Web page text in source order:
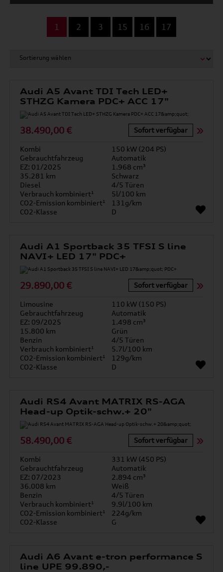
1 2 3 15 16 17
Audi A5 Avant TDI Tech LED+
STHZG Kamera PDC+ ACC 17"
38.490,00 € Sofort verfügbar
Kombi
150 kW (204 PS)
Gebrauchtfahrzeug
Automatik
EZ: 01/2025
1.968 cm³
35.281 km
Schwarz
Diesel
4/5 Türen
Verbrauch kombiniert¹
5l/100 km
CO2-Emission kombiniert¹
131g/km
CO2-Klasse
D
Audi A1 Sportback 35 TFSI S line
NAVI+ LED 17" PDC+
29.890,00 € Sofort verfügbar
Limousine
110 kW (150 PS)
Gebrauchtfahrzeug
Automatik
EZ: 09/2025
1.498 cm³
15.800 km
Grün
Benzin
4/5 Türen
Verbrauch kombiniert¹
5.7l/100 km
CO2-Emission kombiniert¹
129g/km
CO2-Klasse
D
Audi RS4 Avant MATRIX RS-AGA
Head-up Optik-schw.+ 20"
58.490,00 € Sofort verfügbar
Kombi
331 kW (450 PS)
Gebrauchtfahrzeug
Automatik
EZ: 07/2023
2.894 cm³
36.008 km
Weiß
Benzin
4/5 Türen
Verbrauch kombiniert¹
9.9l/100 km
CO2-Emission kombiniert¹
224g/km
CO2-Klasse
G
Audi A6 Avant e-tron performance S
line UPE 99.890,-